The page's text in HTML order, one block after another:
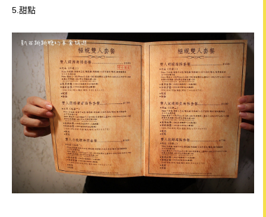
5.甜點